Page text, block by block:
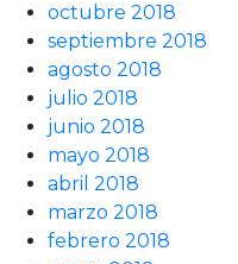
octubre 2018
septiembre 2018
agosto 2018
julio 2018
junio 2018
mayo 2018
abril 2018
marzo 2018
febrero 2018